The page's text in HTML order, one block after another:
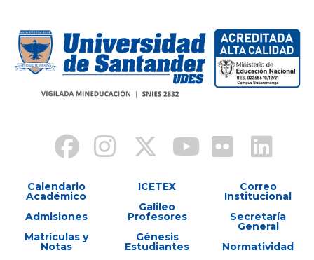
Calendario
Académico
Admisiones
Matrículas y
Notas
ICETEX
Galileo
Profesores
Génesis
Estudiantes
Correo
Institucional
Secretaría
General
Normatividad